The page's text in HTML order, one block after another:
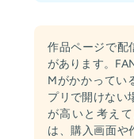
作品ページで配
があります。
Mがかかってい
プリで開けない
が高いと考え
は、購入画面や